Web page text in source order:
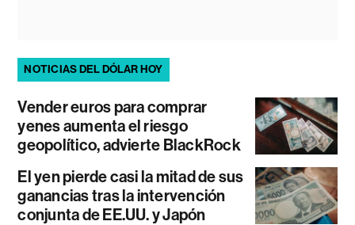
NOTICIAS DEL DÓLAR HOY
Vender euros para comprar
yenes aumenta el riesgo
geopolítico, advierte BlackRock
El yen pierde casi la mitad de sus
ganancias tras la intervención
conjunta de EE.UU. y Japón